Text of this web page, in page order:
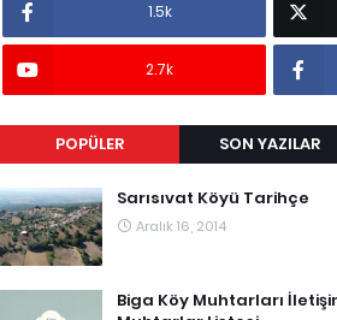
1.5k
2.7k
POPÜLER SON YAZILAR
Sarısıvat Köyü Tarihçe
Aralık 16, 2014
Biga Köy Muhtarları